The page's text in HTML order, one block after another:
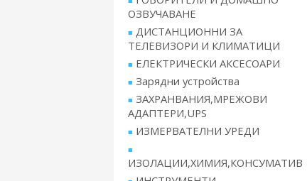
ОЗВУЧАВАНЕ
ДИСТАНЦИОННИ ЗА
ТЕЛЕВИЗОРИ И КЛИМАТИЦИ
ЕЛЕКТРИЧЕСКИ АКСЕСОАРИ
Зарядни устройства
ЗАХРАНВАНИЯ,МРЕЖОВИ
АДАПТЕРИ,UPS
ИЗМЕРВАТЕЛНИ УРЕДИ
ИЗОЛАЦИИ,ХИМИЯ,КОНСУМАТИВ